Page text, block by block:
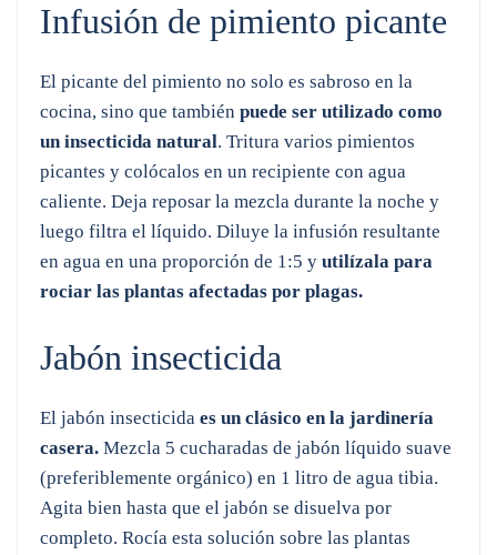
Infusión de pimiento picante
El picante del pimiento no solo es sabroso en la
cocina, sino que también puede ser utilizado como
un insecticida natural. Tritura varios pimientos
picantes y colócalos en un recipiente con agua
caliente. Deja reposar la mezcla durante la noche y
luego filtra el líquido. Diluye la infusión resultante
en agua en una proporción de 1:5 y utilízala para
rociar las plantas afectadas por plagas.
Jabón insecticida
El jabón insecticida es un clásico en la jardinería
casera. Mezcla 5 cucharadas de jabón líquido suave
(preferiblemente orgánico) en 1 litro de agua tibia.
Agita bien hasta que el jabón se disuelva por
completo. Rocía esta solución sobre las plantas